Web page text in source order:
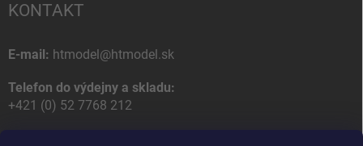
KONTAKT
E-mail: htmodel@htmodel.sk
Telefon do výdejny a skladu:
+421 (0) 52 7768 212